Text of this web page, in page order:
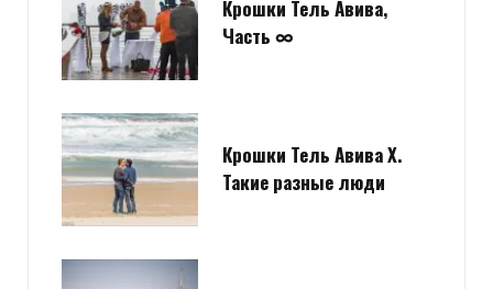
Крошки Тель Авива,
Часть ∞
Крошки Тель Авива X.
Такие разные люди